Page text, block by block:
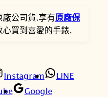
。
。
公司貨.享有原廠保
心買到喜愛的手錶.
Instagram
LINE
Google